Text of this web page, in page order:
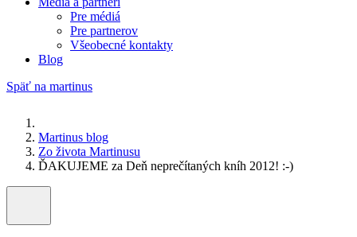
Pre médiá
Pre partnerov
Všeobecné kontakty
Blog
Späť na martinus
Martinus blog
Zo života Martinusu
ĎAKUJEME za Deň neprečítaných kníh 2012! :-)